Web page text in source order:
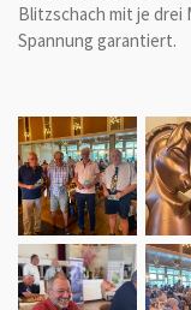
Blitzschach mit je
Spannung garantiert.